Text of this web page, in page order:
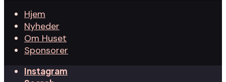
Hjem
Nyheder
Om Huset
Sponsorer
Instagram